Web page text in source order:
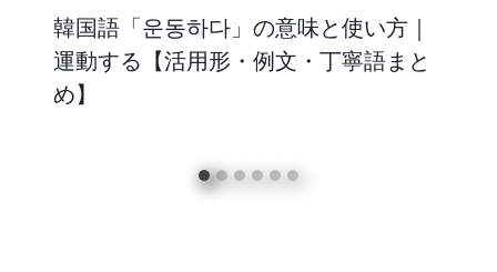
韓国語「운동하다」の意味と使い方｜
運動する【活用形・例文・丁寧語まと
め】